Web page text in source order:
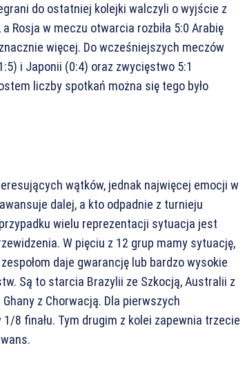
do ostatniej kolejki walczyli o wyjście z
Rosja w meczu otwarcia rozbiła 5:0 Arabię
więcej. Do wcześniejszych meczów
i Japonii (0:4) oraz zwycięstwo 5:1
liczby spotkań można się tego było
wątków, jednak najwięcej emocji w
dalej, a kto odpadnie z turnieju
wielu reprezentacji sytuacja jest
W pięciu z 12 grup mamy sytuację,
daje gwarancję lub bardzo wysokie
Są to starcia Brazylii ze Szkocją, Australii z
z Chorwacją. Dla pierwszych
8 finału. Tym drugim z kolei zapewnia trzecie